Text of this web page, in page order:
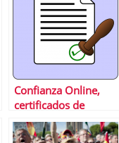
Confianza Online,
certificados de
seguridad y su uso
fraudulento